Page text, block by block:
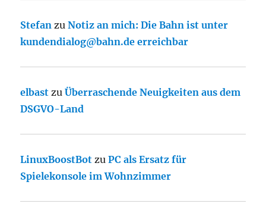
Stefan zuNotiz an mich: Die Bahn ist unter
kundendialog@bahn.de erreichbar
elbast zuÜberraschende Neuigkeiten aus dem
DSGVO-Land
LinuxBoostBot zuPC als Ersatz für
Spielekonsole im Wohnzimmer